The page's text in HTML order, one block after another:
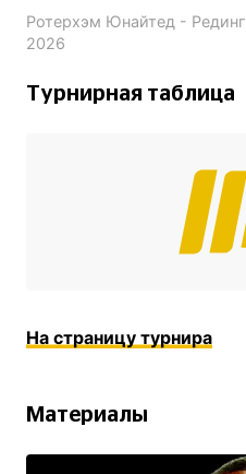
Ротерхэм Юнайтед - Рединг
2026
Турнирная таблица
На страницу турнира
Материалы